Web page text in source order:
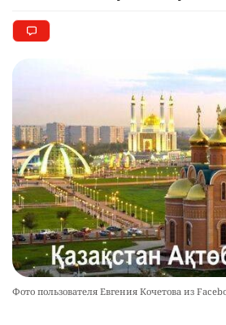
Фото пользователя Евгения Кочетова из